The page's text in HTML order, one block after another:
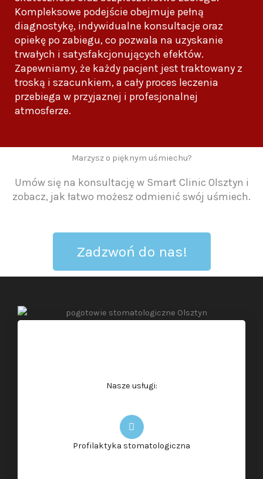
Kompleksowe podejście obejmuje pełną
diagnostykę, indywidualne konsultacje oraz
opiekę po zabiegu, co pozwala na uzyskanie
trwałych i satysfakcjonujących efektów.
Zapewniamy, że każdy pacjent jest traktowany z
troską i szacunkiem, a cały proces leczenia
przebiega w przyjaznej i profesjonalnej
atmosferze.
Marzysz o pięknym uśmiechu?
Umów się na konsultację w Smart Clinic Olsztyn i
zobacz, jak łatwo możesz odmienić swój uśmiech.
Zadzwoń do nas!
Nasze usługi:
Profilaktyka stomatologiczna